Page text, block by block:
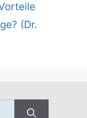
(Dr.